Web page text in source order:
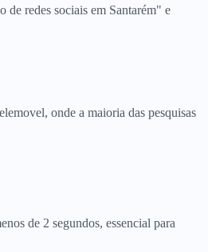
de redes sociais em Santarém" e
onde a maioria das pesquisas
de 2 segundos, essencial para